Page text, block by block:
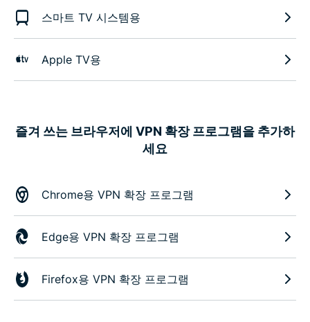
스마트 TV 시스템용
Apple TV용
즐겨 쓰는 브라우저에 VPN 확장 프로그램을 추가하
세요
Chrome용 VPN 확장 프로그램
Edge용 VPN 확장 프로그램
Firefox용 VPN 확장 프로그램